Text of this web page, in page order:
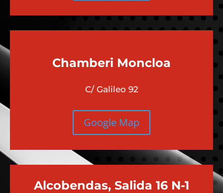
Chamberi Moncloa
C/ Galileo 92
Google Map
Alcobendas, Salida 16 N-1